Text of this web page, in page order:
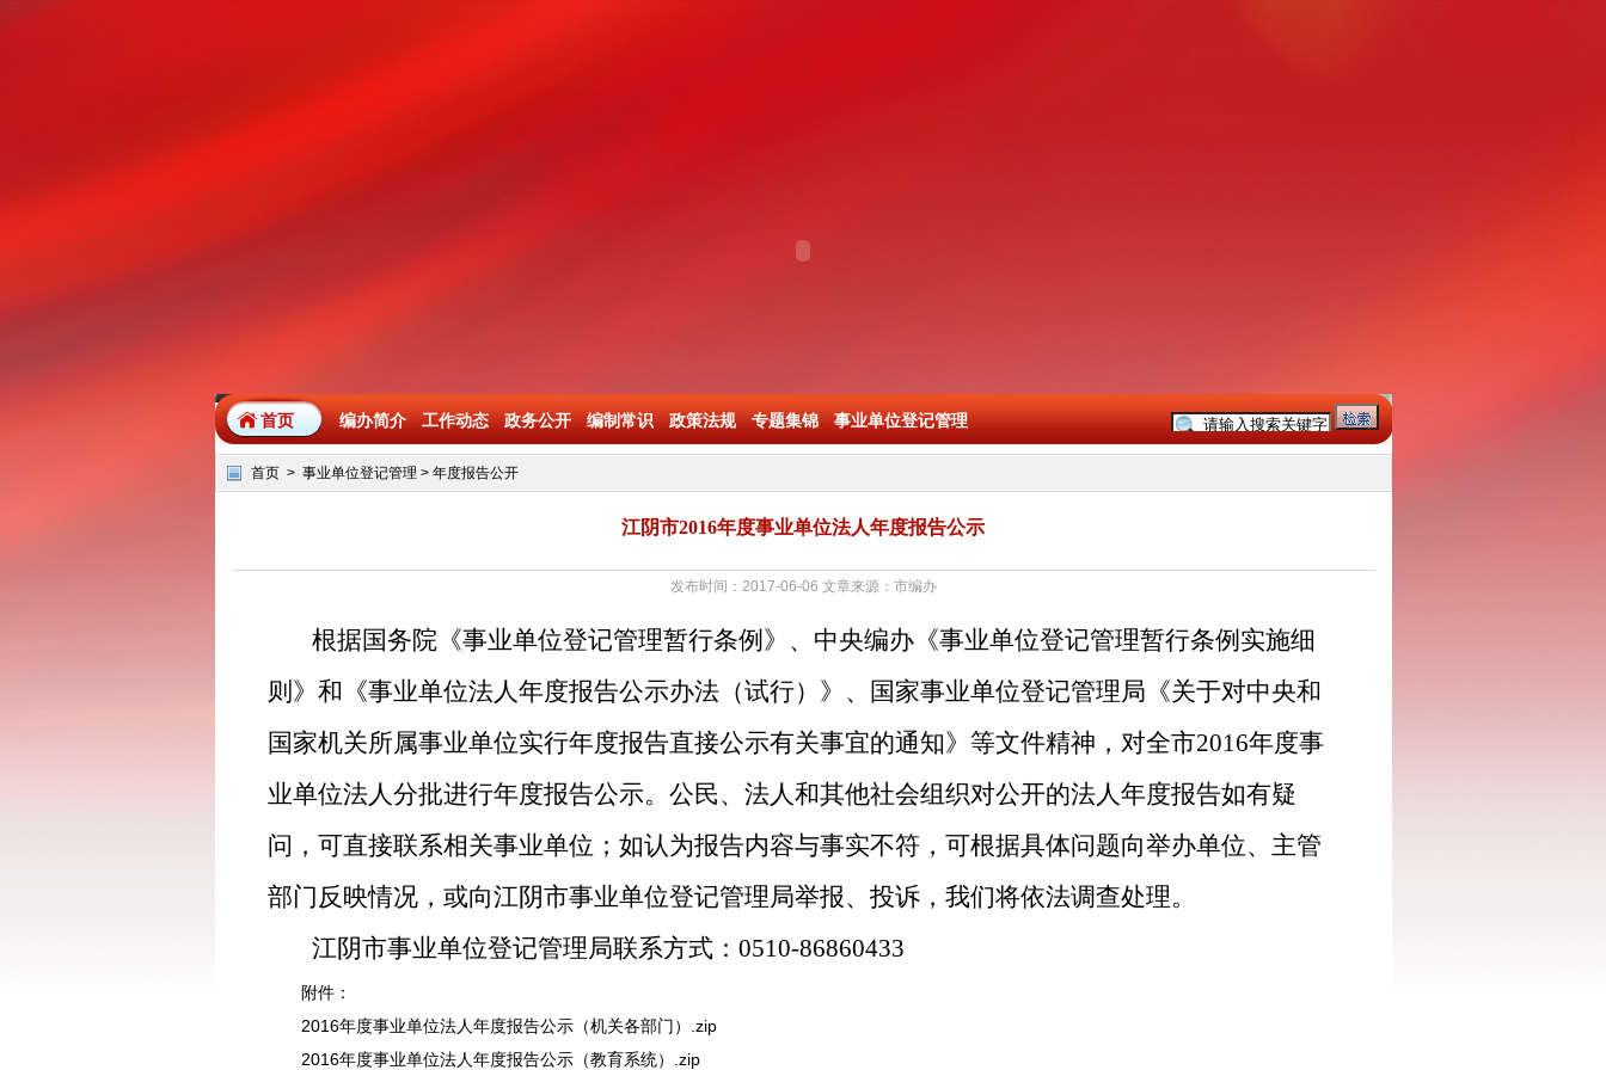
首页 编办简介 工作动态 政务公开 编制常识 政策法规 专题集锦 事业单位登记管理
首页> 事业单位登记管理 > 年度报告公开
江阴市2016年度事业单位法人年度报告公示
发布时间：2017-06-06 文章来源：市编办
根据国务院《事业单位登记管理暂行条例》、中央编办《事业单位登记管理暂行条例实施细
则》和《事业单位法人年度报告公示办法（试行）》、国家事业单位登记管理局《关于对中央和
国家机关所属事业单位实行年度报告直接公示有关事宜的通知》等文件精神， 对全市2016年度事
业单位法人分批进行年度报告公示。公民、法人和其他社会组织对公开的法人年度报告如有疑
问，可直接联系相关事业单位；如认为报告内容与事实不符，可根据具体问题向举办单位、主管
部门反映情况，或向江阴市事业单位登记管理局举报、投诉，我们将依法调查处理。
江阴市事业单位登记管理局联系方式： 0510-86860433
附件：
2016年度事业单位法人年度报告公示（机关各部门）.zip
2016年度事业单位法人年度报告公示（教育系统）.zip